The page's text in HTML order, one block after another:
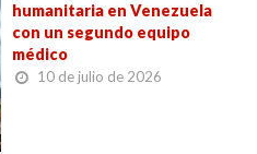
humanitaria en Venezuela
con un segundo equipo
médico
10 de julio de 2026